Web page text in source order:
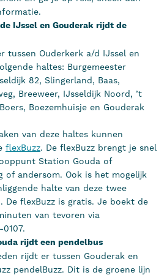
IJssel en Gouderak rijdt de
tussen Ouderkerk a/d IJssel en
haltes: Burgemeester
82, Slingerland, Baas,
Breeweer, IJsseldijk Noord, ’t
Boezemhuisje en Gouderak
van deze haltes kunnen
flexBuzz. De flexBuzz brengt je snel
Station Gouda of
of andersom. Ook is het mogelijk
halte van deze twee
De flexBuzz is gratis. Je boekt de
van tevoren via
rijdt een pendelbus
rijdt er tussen Gouderak en
pendelBuzz. Dit is de groene lijn